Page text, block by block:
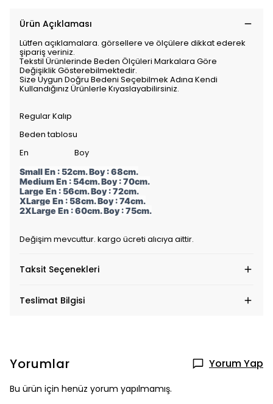
Ürün Açıklaması
Lütfen açıklamalara. görsellere ve ölçülere dikkat ederek
şipariş veriniz.
Tekstil Ürünlerinde Beden Ölçüleri Markalara Göre
Değişiklik Gösterebilmektedir.
Size Uygun Doğru Bedeni Seçebilmek Adına Kendi
Kullandığınız Ürünlerle Kıyaslayabilirsiniz.
Regular Kalıp
Beden tablosu
En Boy
Small En : 52cm. Boy : 68cm.
Medium En : 54cm. Boy : 70cm.
Large En : 56cm. Boy : 72cm.
XLarge En : 58cm. Boy : 74cm.
2XLarge En : 60cm. Boy : 75cm.
Değişim mevcuttur. kargo ücreti alıcıya aittir.
Taksit Seçenekleri
Teslimat Bilgisi
Yorumlar Yorum Yap
Bu ürün için henüz yorum yapılmamış.